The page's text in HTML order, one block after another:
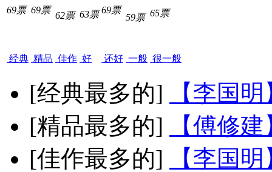
69票
经典
69票
精品
62票
佳作
63票
好
69票
还好
59票
一般
65票
很一般
[经典最多的]
【李国
[精品最多的]
【傅修
[佳作最多的]
【李国